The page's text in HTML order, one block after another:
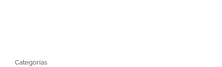
Categorías